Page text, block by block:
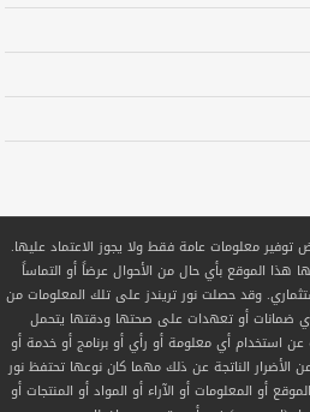
معلومات عامة فقط ولا يجوز الاعتماد عليها.
هذا الموقع بأي حال من الأحوال عرضاً أو التماساً
وقد حصلت نور تريندز على تلك المعلومات من
ضمانات أو تعهدات على صحتها ودقتها يتحمل
استخدام أي معلومة أو رأي أو برنامج أو خدمة أو
الأضرار الناتجة عن ذلك مهما كان نوعها تحتفظ نور
أو المعلومات أو الآراء أو المواد أو المنتجات أو